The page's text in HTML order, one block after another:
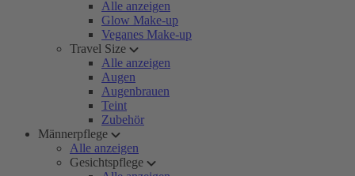
Alle anzeigen
Glow Make-up
Veganes Make-up
Travel Size
Alle anzeigen
Augen
Augenbrauen
Teint
Zubehör
Männerpflege
Alle anzeigen
Gesichtspflege